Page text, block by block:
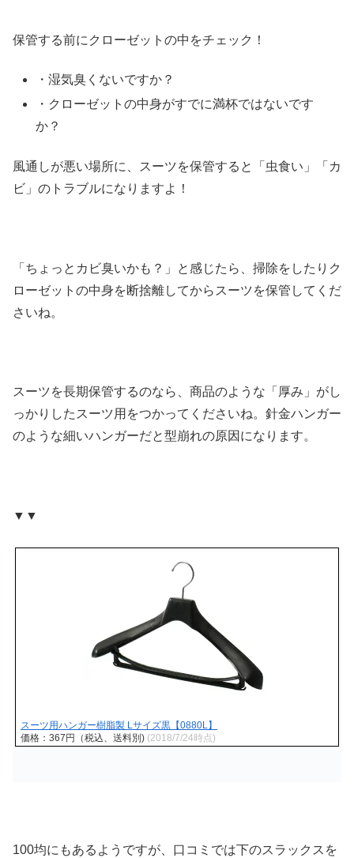
保管する前にクローゼットの中をチェック！
・湿気臭くないですか？
・クローゼットの中身がすでに満杯ではないです
か？
風通しが悪い場所に、スーツを保管すると「虫食い」「カ
ビ」のトラブルになりますよ！
「ちょっとカビ臭いかも？」と感じたら、掃除をしたりク
ローゼットの中身を断捨離してからスーツを保管してくだ
さいね。
スーツを長期保管するのなら、商品のような「厚み」がし
っかりしたスーツ用をつかってくださいね。針金ハンガー
のような細いハンガーだと型崩れの原因になります。
▼▼
スーツ用ハンガー樹脂製 Lサイズ黒【0880L】
価格：367円（税込、送料別) (2018/7/24時点)
100均にもあるようですが、口コミでは下のスラックスを